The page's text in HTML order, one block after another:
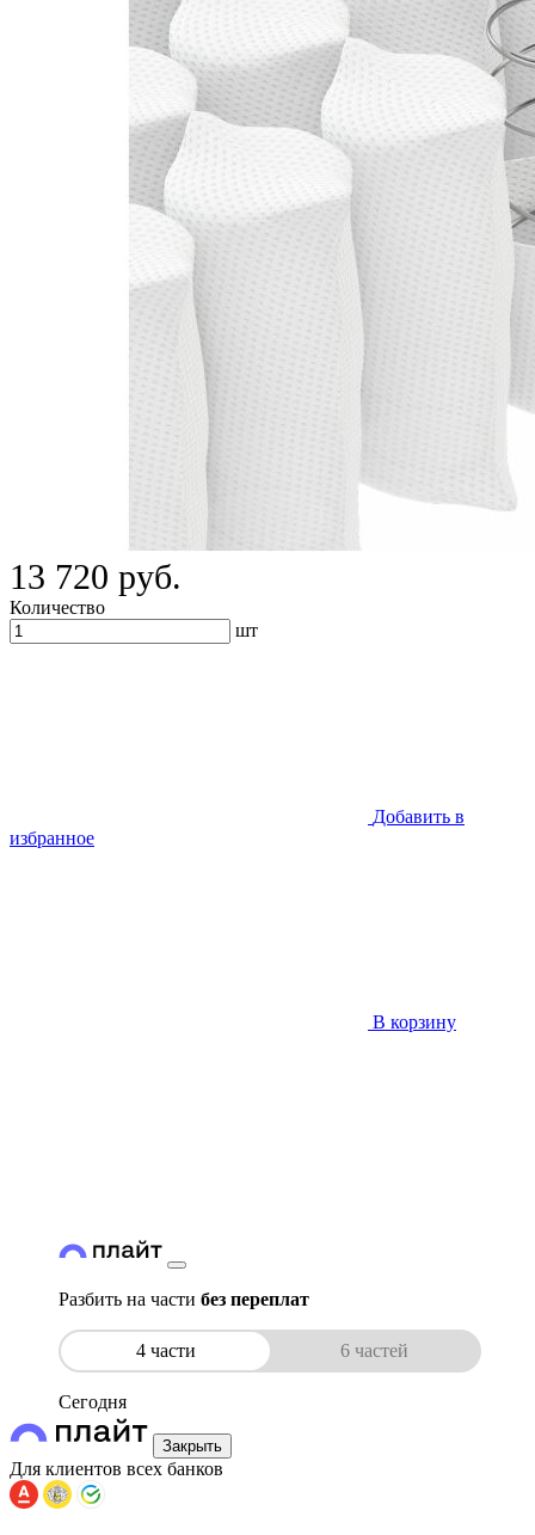
13 720 руб.
Количество
шт
Добавить в
избранное
В корзину
Разбить на части без переплат
4 части 6 частей
Сегодня
Закрыть
Для клиентов всех банков